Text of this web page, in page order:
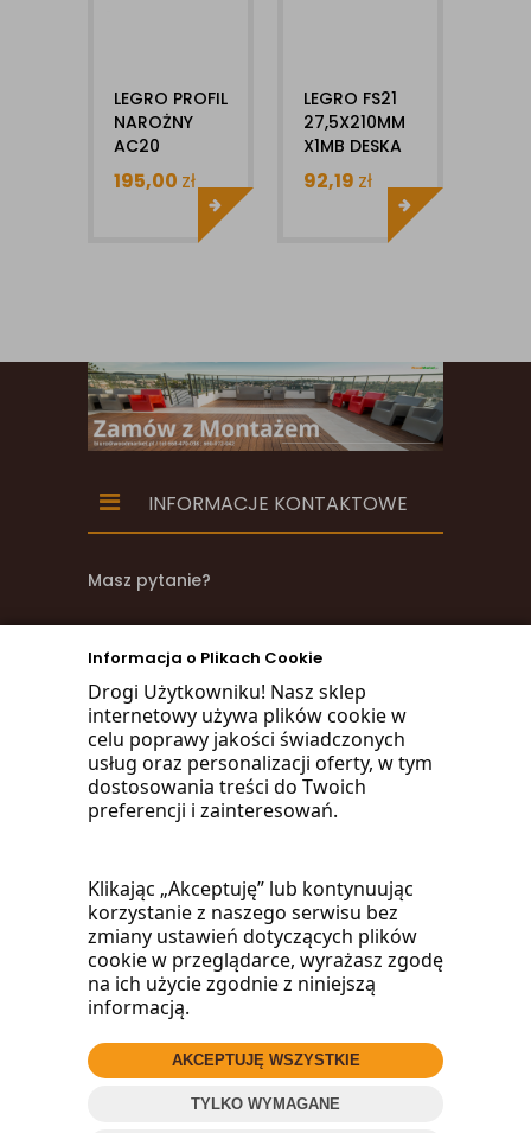
Informacja o Plikach Cookie
Drogi Użytkowniku! Nasz sklep
internetowy używa plików cookie w
celu poprawy jakości świadczonych
usług oraz personalizacji oferty, w tym
dostosowania treści do Twoich
preferencji i zainteresowań.
Klikając „Akceptuję” lub kontynuując
korzystanie z naszego serwisu bez
zmiany ustawień dotyczących plików
cookie w przeglądarce, wyrażasz zgodę
na ich użycie zgodnie z niniejszą
informacją.
AKCEPTUJĘ WSZYSTKIE
TYLKO WYMAGANE
LEGRO PROFIL
NAROŻNY
AC20
100X40X3600MM
1SZT
195,00 zł
LEGRO FS21
27,5X210MM
X1MB DESKA
ELEWACYJNA
KOMPOZYTOWA
92,19 zł
INFORMACJE KONTAKTOWE
Masz pytanie?
zadzwoń
668 470 038
660 072 042
lub napisz:
biuro@woodmarket.pl
Facebook
Market.pl